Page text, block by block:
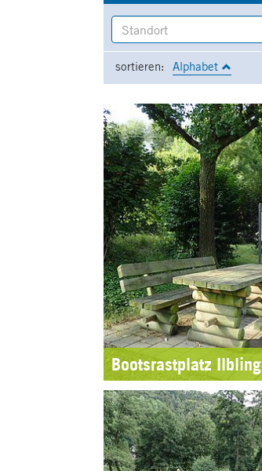
sortieren: Alphabet
Bootsrastplatz Ilbling